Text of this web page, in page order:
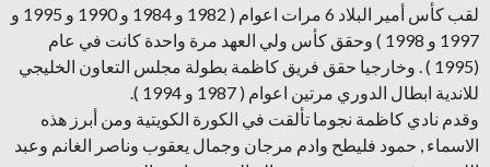
لقب كأس أمير البلاد 6 مرات اعوام ( 1982 و 1984 و 1990 و 1995 و
1997 و 1998 ) وحقق كأس ولي العهد مرة واحدة كانت في عام
(1995 ) . وخارجيا حقق فريق كاظمة بطولة مجلس التعاون الخليجي
للاندية ابطال الدوري مرتين اعوام ( 1987 و 1994 ).
وقدم نادي كاظمة نجوما تألقت في الكورة الكويتية ومن أبرز هذه
الاسماء , حمود فليطح وادم مرجان وجمال يعقوب وناصر الغانم وعبد